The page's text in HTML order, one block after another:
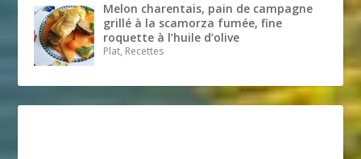
Melon charentais, pain de campagne
grillé à la scamorza fumée, fine
roquette à l’huile d’olive
Plat, Recettes